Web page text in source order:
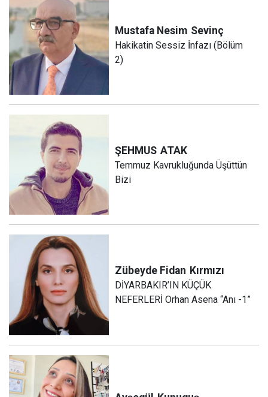
Mustafa Nesim Sevinç
Hakikatin Sessiz İnfazı (Bölüm
2)
ŞEHMUS ATAK
Temmuz Kavrukluğunda Üşüttün
Bizi
Zübeyde Fidan Kırmızı
DİYARBAKIR’IN KÜÇÜK
NEFERLERİ Orhan Asena “Anı -1”